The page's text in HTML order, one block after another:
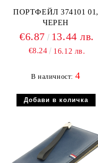
ПОРТФЕЙЛ 374101 01,
ЧЕРЕН
€6.87 13.44 лв.
€8.24 16.12 лв.
В наличност:4